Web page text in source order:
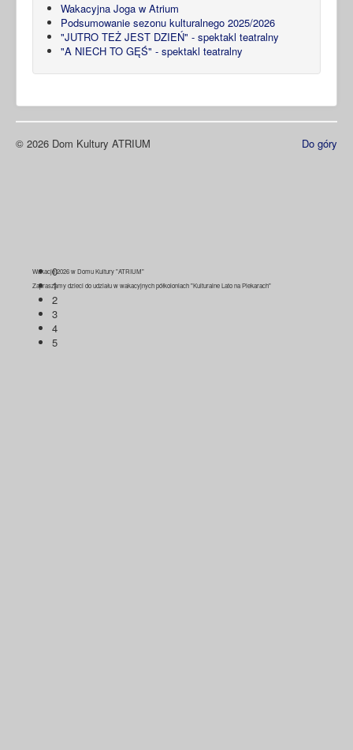
Wakacje 2026 w Domu Kultury "ATRIUM"
Zapraszamy dzieci do udziału w wakacyjnych półkoloniach "Kulturalne Lato na Piekarach"
0
1
2
3
4
5
Wakacyjna Joga w Atrium
Podsumowanie sezonu kulturalnego 2025/2026
"JUTRO TEŻ JEST DZIEŃ" - spektakl teatralny
"A NIECH TO GĘŚ" - spektakl teatralny
Do góry
© 2026 Dom Kultury ATRIUM